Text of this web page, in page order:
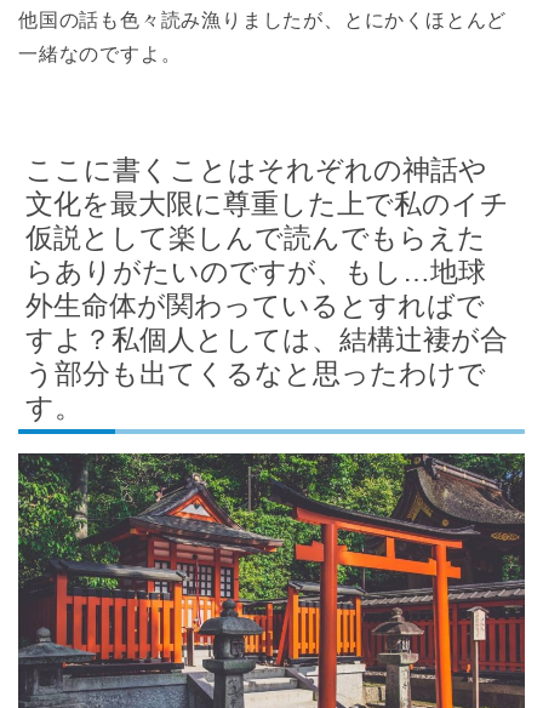
他国の話も色々読み漁りましたが、とにかくほとんど
一緒なのですよ。
ここに書くことはそれぞれの神話や
文化を最大限に尊重した上で私のイチ
仮説として楽しんで読んでもらえた
らありがたいのですが、もし…地球
外生命体が関わっているとすればで
すよ？私個人としては、結構辻褄が合
う部分も出てくるなと思ったわけで
す。